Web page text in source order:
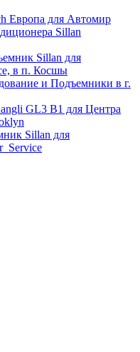
Европа для Автомир
Sillan
Sillan для
в п. Косшы
и Подъемники в г.
GL3 B1 для Центра
Sillan для